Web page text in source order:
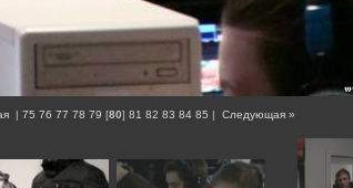
| 75 76 77 78 79 [80] 81 82 83 84 85 | Следующая »